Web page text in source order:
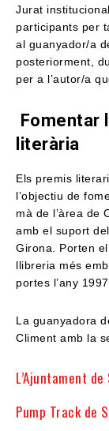
Jurat
participants per
al guanyador/a
posteriorment,
per a l’autor/a
Fomentar
literària
Els premis
l’objectiu de
mà de l’àrea de
amb el suport
Girona. Porten
llibreria més
portes l’any
La guanyadora
Climent amb la
L’Ajuntament
Pump Track de